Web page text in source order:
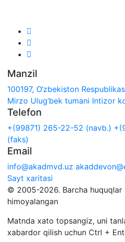
Manzil
100197, O‘zbekiston
Mirzo Ulug‘bek tumani Intizor
Telefon
+(99871) 265-22-52 (navb.)
(faks)
Email
info@akadmvd.uz
Sayt xaritasi
© 2005-2026. Barcha huquqlar
himoyalangan
Matnda xato topsangiz, uni
xabardor qilish uchun Ctrl +